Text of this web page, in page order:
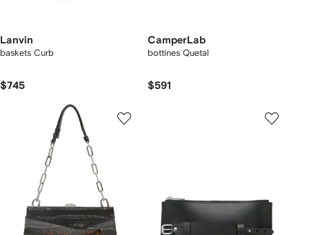
Lanvin
baskets Curb
$745
CamperLab
bottines Quetal
$591